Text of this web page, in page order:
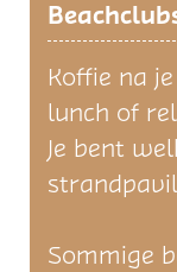
Koffie na
lunch of
Je bent
Sommige